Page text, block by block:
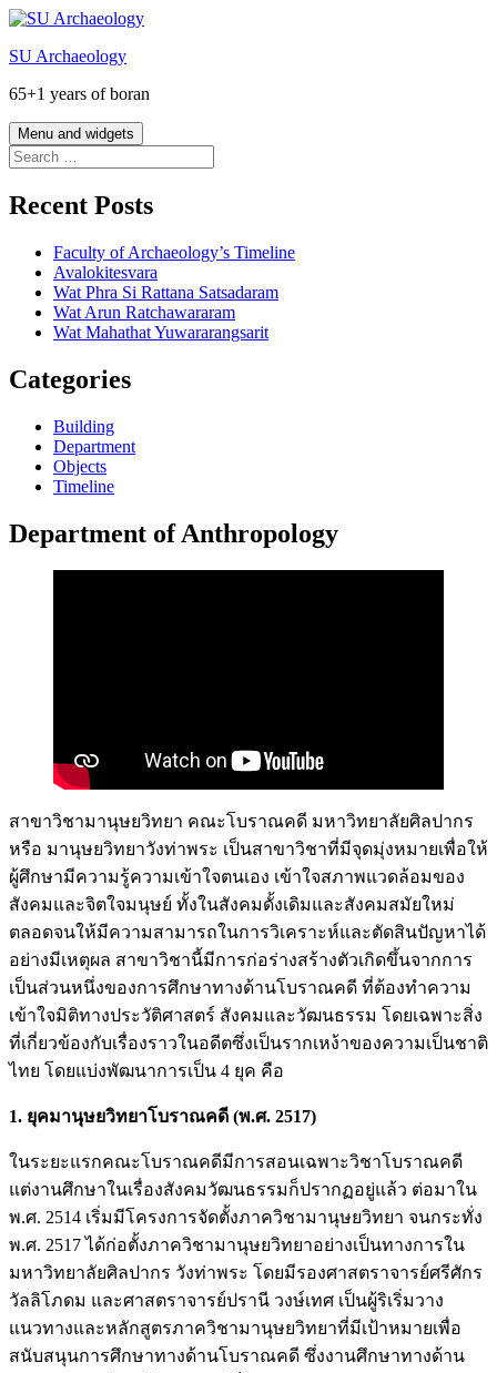
Skip
content
SU Archaeology
65+1 years of boran
Menu and widgets
Search
for:
Recent Posts
Faculty of Archaeology’s Timeline
Avalokitesvara
Wat Phra Si Rattana Satsadaram
Wat Arun Ratchawararam
Wat Mahathat Yuwararangsarit
Categories
Building
Department
Objects
Timeline
Department of Anthropology
สาขาวิชามานุษยวิทยา คณะโบราณคดี มหาวิทยาลัยศิลปากร
หรือ มานุษยวิทยาวังท่าพระ เป็นสาขาวิชาที่มีจุดมุ่งหมายเพื่อให้
ผู้ศึกษามีความรู้ความเข้าใจตนเอง เข้าใจสภาพแวดล้อมของ
สังคมและจิตใจมนุษย์ ทั้งในสังคมดั้งเดิมและสังคมสมัยใหม่
ตลอดจนให้มีความสามารถในการวิเคราะห์และตัดสินปัญหาได้
อย่างมีเหตุผล สาขาวิชานี้มีการก่อร่างสร้างตัวเกิดขึ้นจากการ
เป็นส่วนหนึ่งของการศึกษาทางด้านโบราณคดี ที่ต้องทำความ
เข้าใจมิติทางประวัติศาสตร์ สังคมและวัฒนธรรม โดยเฉพาะสิ่ง
ที่เกี่ยวข้องกับเรื่องราวในอดีตซึ่งเป็นรากเหง้าของความเป็นชาติ
ไทย โดยแบ่งพัฒนาการเป็น 4 ยุค คือ
1. ยุคมานุษยวิทยาโบราณคดี (พ.ศ. 2517)
ในระยะแรกคณะโบราณคดีมีการสอนเฉพาะวิชาโบราณคดี
แต่งานศึกษาในเรื่องสังคมวัฒนธรรมก็ปรากฏอยู่แล้ว ต่อมาใน
พ.ศ. 2514 เริ่มมีโครงการจัดตั้งภาควิชามานุษยวิทยา จนกระทั่ง
พ.ศ. 2517 ได้ก่อตั้งภาควิชามานุษยวิทยาอย่างเป็นทางการใน
มหาวิทยาลัยศิลปากร วังท่าพระ โดยมีรองศาสตราจารย์ศรีศักร
วัลลิโภดม และศาสตราจารย์ปรานี วงษ์เทศ เป็นผู้ริเริ่มวาง
แนวทางและหลักสูตรภาควิชามานุษยวิทยาที่มีเป้าหมายเพื่อ
สนับสนุนการศึกษาทางด้านโบราณคดี ซึ่งงานศึกษาทางด้าน